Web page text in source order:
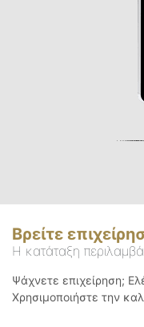
Βρείτε
Η κατάταξη
Ψάχνετε επιχείρηση;
Χρησιμοποιήστε την